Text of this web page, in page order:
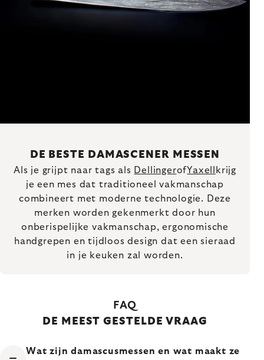
DE BESTE DAMASCENER MESSEN
Als je grijpt naar tags als DellingerofYaxell
krijg
je een mes dat traditioneel vakmanschap
combineert met moderne technologie. Deze
merken worden gekenmerkt door hun
onberispelijke vakmanschap, ergonomische
handgrepen en tijdloos design dat een sieraad
in je keuken zal worden.
FAQ
DE MEEST GESTELDE VRAAG
Wat zijn damascusmessen en wat maakt ze